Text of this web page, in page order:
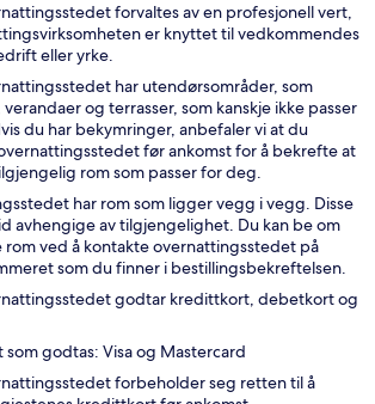
forvaltes av en profesjonell vert,
er knyttet til vedkommendes
eller yrke.
har utendørsområder, som
og terrasser, som kanskje ikke passer
du har bekymringer, anbefaler vi at du
før ankomst for å bekrefte at
rom som passer for deg.
har rom som ligger vegg i vegg. Disse
avhengige av tilgjengelighet. Du kan be om
ved å kontakte overnattingsstedet på
som du finner i bestillingsbekreftelsen.
godtar kredittkort, debetkort og
godtas: Visa og Mastercard
forbeholder seg retten til å